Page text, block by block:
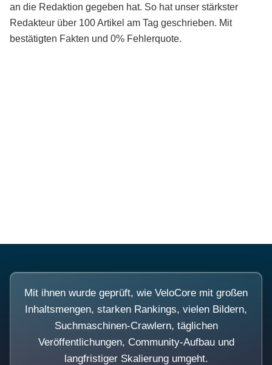
an die Redaktion gegeben hat. So hat unser stärkster
Redakteur über 100 Artikel am Tag geschrieben. Mit
bestätigten Fakten und 0% Fehlerquote.
Mit ihnen wurde geprüft, wie VeloCore mit großen
Inhaltsmengen, starken Rankings, vielen Bildern,
Suchmaschinen-Crawlern, täglichen
Veröffentlichungen, Community-Aufbau und
langfristiger Skalierung umgeht.